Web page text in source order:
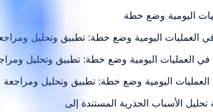
في العمليات اليومية وضع خطة: تطبيق وتحليل
في العمليات اليومية وضع خطة: تطبيق وتحليل
اليومية وضع خطة: تطبيق وتحليل